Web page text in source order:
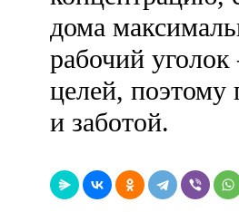
дома
рабочий
целей, поэтому
и заботой.